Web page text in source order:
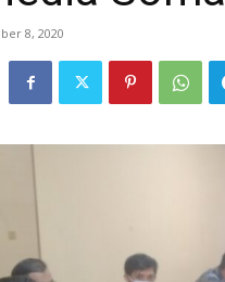
8, 2020